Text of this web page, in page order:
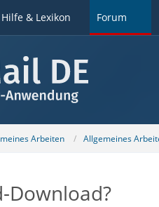
Hilfe & Lexikon Forum
Arbeiten Allgemeines
Download?